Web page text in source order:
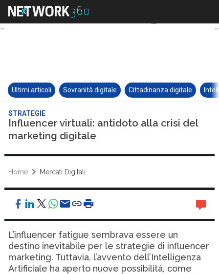
Ultimi articoli Sovranità digitale Cittadinanza digitale
STRATEGIE
Influencer virtuali: antidoto alla crisi del
marketing digitale
Home Mercati Digitali
L’influencer fatigue sembrava essere un
destino inevitabile per le strategie di influencer
marketing. Tuttavia, l’avvento dell’Intelligenza
Artificiale ha aperto nuove possibilità, come